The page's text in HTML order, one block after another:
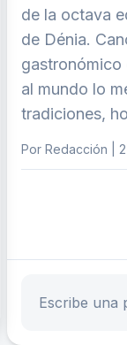
de la octava
de Dénia.
gastronómico
al mundo lo
tradiciones,
Por Redacción |
Escribe tu